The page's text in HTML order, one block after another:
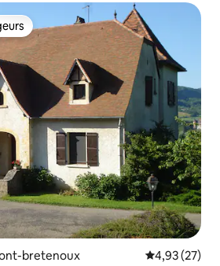
bretenoux Évaluation
4,93 (27)